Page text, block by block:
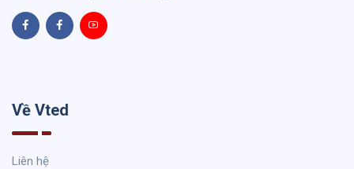
Về Vted
Liên hệ